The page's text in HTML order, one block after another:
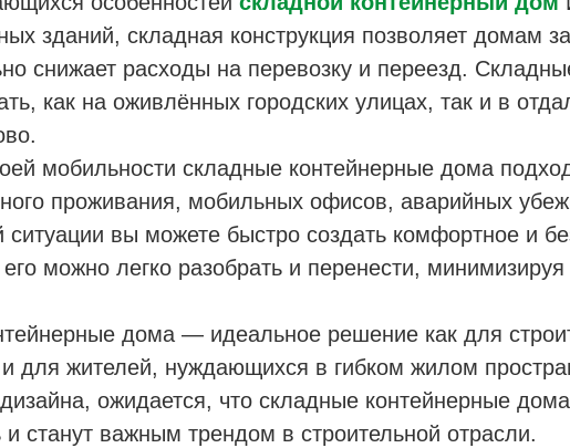
зданий, складная конструкция позволяет домам
снижает расходы на перевозку и переезд.
как на оживлённых городских улицах, так и в
мобильности складные контейнерные дома
проживания, мобильных офисов, аварийных
ситуации вы можете быстро создать комфортное и
можно легко разобрать и перенести,
дома — идеальное решение как для
для жителей, нуждающихся в гибком жилом
дизайна, ожидается, что складные контейнерные
и станут важным трендом в строительной отрасли.